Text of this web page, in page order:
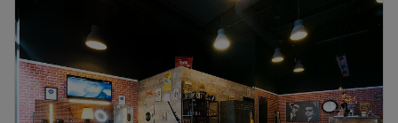
Produkte und Produktmarken: Hochwertige Produkte.
Extras: Gut mit den Öffis zu erreichen.
Zurück zur Salonansicht
09:00–
Donnerstag
09:00–
Freitag
08:30–
19:00
Samstag
08:30
17:00
Sonntag
Geschlossen